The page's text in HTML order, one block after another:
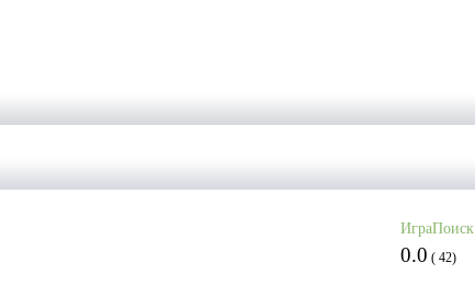
ИграПоиск
0.0 ( 42)